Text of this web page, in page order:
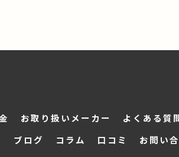
お取り扱いメーカー よくある質
ブログ コラム 口コミ お問い